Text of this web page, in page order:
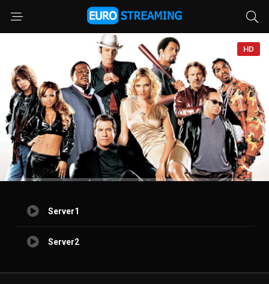
HD
Server1
Server2